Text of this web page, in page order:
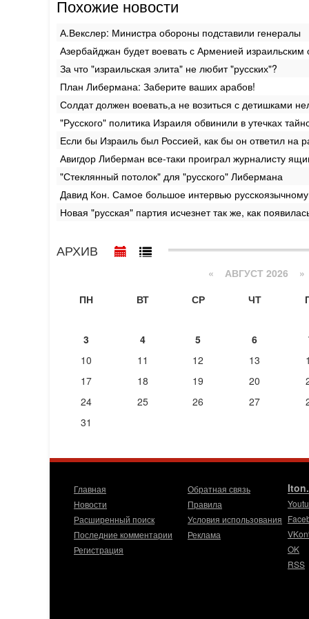
Похожие новости
А.Векслер: Министра обороны подставили генералы
Азербайджан будет воевать с Арменией израильским
За что "израильская элита" не любит "русских"?
План Либермана: Заберите ваших арабов!
Солдат должен воевать,а не возиться с детишками
"Русского" политика Израиля обвинили в утечках
Если бы Израиль был Россией, как бы он ответил на
Авигдор Либерман все-таки проиграл журналисту
"Стеклянный потолок" для "русского" Либермана
Давид Кон. Самое большое интервью
Новая "русская" партия исчезнет так же, как
АРХИВ
« АВГУСТ 2026 »
ПН
ВТ СР ЧТ
3
4 5 6
10
11 12 13
17
18 19 20
24
25 26 27
31
Главная
Новости
Расширенный поиск
Последние комментарии
Регистрация
Обратная связь
Правила
Условия использования
Реклама
OK
RSS